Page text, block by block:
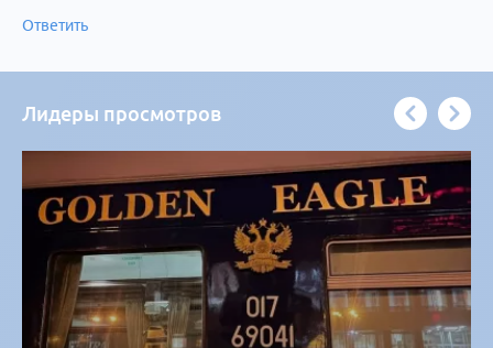
Ответить
Лидеры просмотров